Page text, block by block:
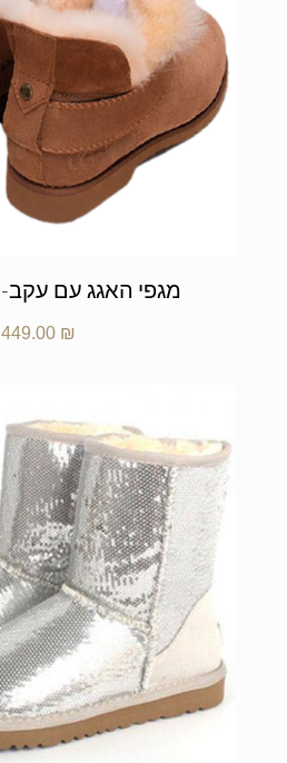
מגפי האגג עם עקב-UGG Heels
449.00 ₪